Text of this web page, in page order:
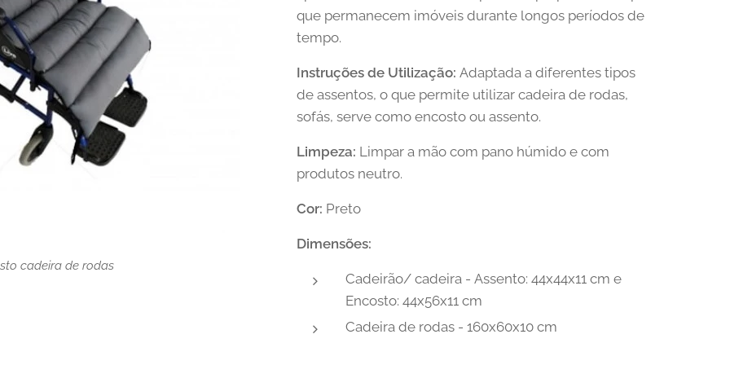
cadeira de rodas
cadeira de rodas
que permanecem imóveis durante longos períodos de
tempo.
Instruções de Utilização: Adaptada a diferentes tipos
de assentos, o que permite utilizar cadeira de rodas,
sofás, serve como encosto ou assento.
Limpeza: Limpar a mão com pano húmido e com
produtos neutro.
Cor: Preto
Dimensões:
Cadeirão/ cadeira - Assento: 44x44x11 cm e
Encosto: 44x56x11 cm
Cadeira de rodas - 160x60x10 cm